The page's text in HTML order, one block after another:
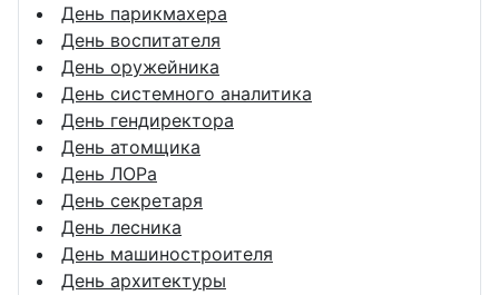
День парикмахера
День воспитателя
День оружейника
День системного аналитика
День гендиректора
День атомщика
День ЛОРа
День секретаря
День лесника
День машиностроителя
День архитектуры